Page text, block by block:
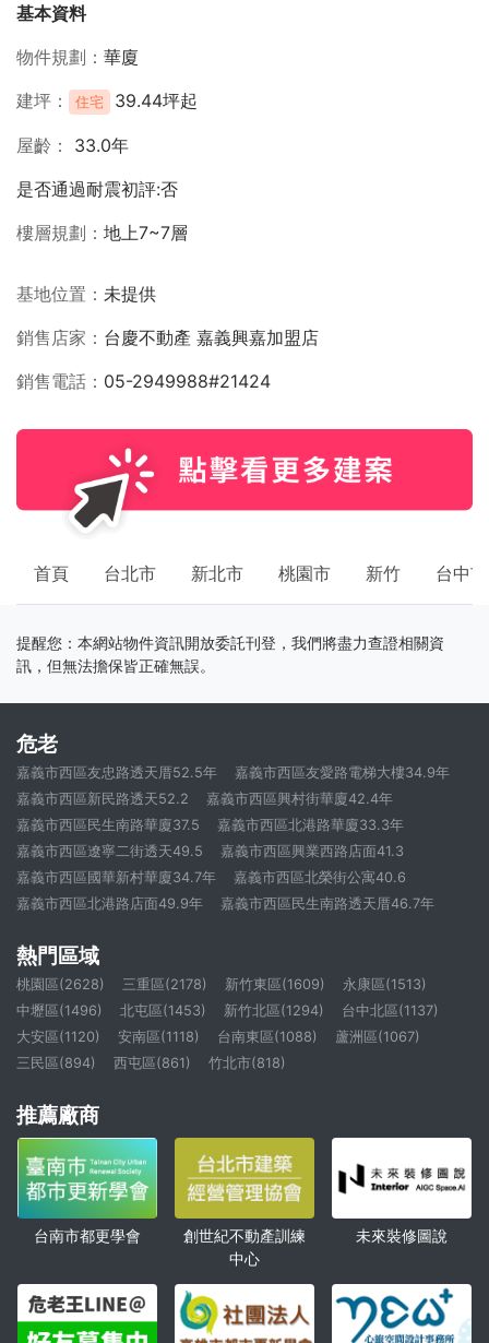
基本資料
物件規劃
華廈
建坪
住宅 39.44坪起
屋齡
33.0年
是否通過耐震初評:否
樓層規劃
地上7~7層
基地位置
未提供
銷售店家
台慶不動產 嘉義興嘉加盟店
銷售電話
05-2949988#21424
首頁 台北市 新北市 桃園市 新竹 台中市
提醒您：本網站物件資訊開放委託刊登，我們將盡力查證相關資
訊，但無法擔保皆正確無誤。
危老
嘉義市西區友忠路透天厝52.5年
嘉義市西區友愛路電梯大樓34.9年
嘉義市西區新民路透天52.2
嘉義市西區興村街華廈42.4年
嘉義市西區民生南路華廈37.5
嘉義市西區北港路華廈33.3年
嘉義市西區遼寧二街透天49.5
嘉義市西區興業西路店面41.3
嘉義市西區國華新村華廈34.7年
嘉義市西區北榮街公寓40.6
嘉義市西區北港路店面49.9年
嘉義市西區民生南路透天厝46.7年
熱門區域
桃園區(2628) 三重區(2178) 新竹東區(1609)
永康區(1513)
中壢區(1496)
北屯區(1453) 新竹北區(1294)
台中北區(1137)
大安區(1120)
安南區(1118) 台南東區(1088)
蘆洲區(1067)
三民區(894)
西屯區(861) 竹北市(818)
推薦廠商
台南市都更學會
創世紀不動產訓練
中心
未來裝修圖說